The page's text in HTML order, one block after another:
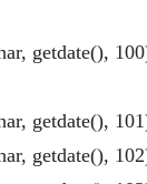
getdate(),
getdate(),
getdate(),